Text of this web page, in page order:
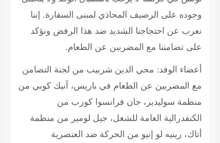
وجوده على الرصيف المحاذي لمبنى السفارة. إننا
نعرب عن احتجاجنا الشديد ضد هذا الرفض ونؤكد
على تضامننا مع المضربين عن الطعام.
أعضاء الوفد: محي الدين شربيب من لجنة التضامن
مع المضربين عن الطعام في باريس، آنيك كوبي من
منظمة سوليدير، جان فرانسوا كورب من
الكنفدرالية العامة للشغل، جيل لومير من منظمة
أتاك، رينيه لو إنيو من الحركة ضد العنصرية